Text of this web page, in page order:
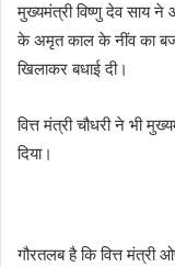
मुख्यमंत्री विष्णु देव साय
के अमृत काल के नींव का
खिलाकर बधाई दी।
वित्त मंत्री चौधरी ने भी
दिया।
गौरतलब है कि वित्त मंत्री